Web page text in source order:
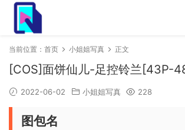
当前位置： 首页 小姐姐写真 正文
[COS]面饼仙儿-足控铃兰[43P-
2022-06-02 小姐姐写真 228
图包名